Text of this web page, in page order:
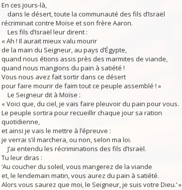
En ces jours-là,
dans le désert, toute la communauté des fils d’Israël
récriminait contre Moïse et son frère Aaron.
Les fils d’Israël leur dirent :
« Ah ! Il aurait mieux valu mourir
de la main du Seigneur, au pays d’Égypte,
quand nous étions assis près des marmites de viande,
quand nous mangions du pain à satiété !
Vous nous avez fait sortir dans ce désert
pour faire mourir de faim tout ce peuple assemblé ! »
Le Seigneur dit à Moïse :
« Voici que, du ciel, je vais faire pleuvoir du pain pour vous.
Le peuple sortira pour recueillir chaque jour sa ration
quotidienne,
et ainsi je vais le mettre à l’épreuve :
je verrai s’il marchera, ou non, selon ma loi.
J’ai entendu les récriminations des fils d’Israël.
Tu leur diras :
‘Au coucher du soleil, vous mangerez de la viande
et, le lendemain matin, vous aurez du pain à satiété.
Alors vous saurez que moi, le Seigneur, je suis votre Dieu.’ »